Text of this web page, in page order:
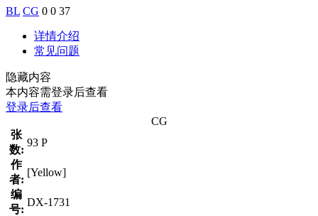
BL CG 0 0 37
详情介绍
常见问题
隐藏内容
本内容需登录后查看
登录后查看
CG
张
数:
93 P
作
者:
[Yellow]
编
号:
DX-1731